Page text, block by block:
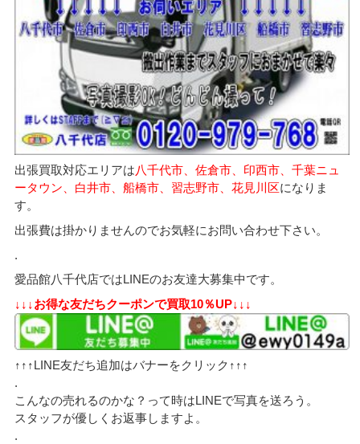
出張買取対応エリアは八千代市、佐倉市、印西市、千葉ニュ
ータウン、白井市、船橋市、習志野市、花見川区になりま
す。
出張費は掛かりませんのでお気軽にお問い合わせ下さい。
.
愛品館八千代店ではLINEのお友達大募集中です。
↓↓↓お得な友だちクーポンで買取10％UP↓↓↓
↑↑↑LINE友だち追加はバナーをクリック↑↑↑
.
こんなの売れるのかな？って時はLINEで写真を送ろう。
スタッフが優しくお返事しますよ。
.